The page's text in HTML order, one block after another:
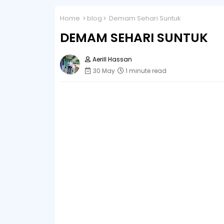
Home blog Demam Sehari Suntuk
DEMAM SEHARI SUNTUK
Aerill Hassan
30 May
1 minute read